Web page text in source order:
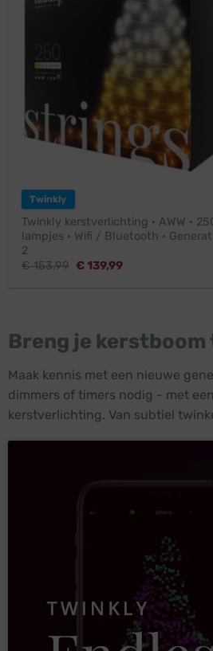
Twinkly
Twinkly kerstverlichting · AWW ·
lampjes · Wifi / Bluetooth ·
2
€153,99 Oorspronkelijke
€139,99Huidige
Breng je
Maak kennis met een nieuwe
dimmers of timers nodig - met
kerstverlichting. Van subtiel